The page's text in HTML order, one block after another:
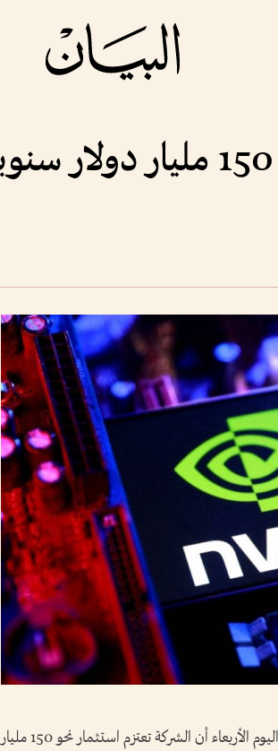
أكد جينسن ​هوانغ الرئيس التنفيذي لشركة إنفيديا اليوم الأربعاء ‌أن ​الشركة تعتزم استثمار نحو 150 مليار